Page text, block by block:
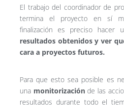
El trabajo del coordinador de
termina el proyecto en sí
finalización es preciso hacer
resultados obtenidos y ver
cara a proyectos futuros.
Para que esto sea posible es
una monitorizaciónde las
resultados durante todo el